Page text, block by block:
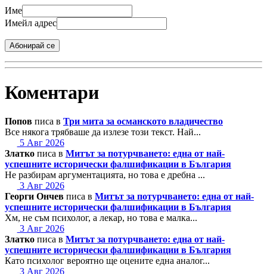
Име
Имейл адрес
Абонирай се
Коментари
Попов писа в Три мита за османското владичество
Все някога трябваше да излезе този текст. Най...
5 Авг 2026
Златко писа в Митът за потурчването: една от най-
успешните исторически фалшификации в България
Не разбирам аргументацията, но това е дребна ...
3 Авг 2026
Георги Ончев писа в Митът за потурчването: една от най-
успешните исторически фалшификации в България
Хм, не съм психолог, а лекар, но това е малка...
3 Авг 2026
Златко писа в Митът за потурчването: една от най-
успешните исторически фалшификации в България
Като психолог вероятно ще оцените една аналог...
3 Авг 2026